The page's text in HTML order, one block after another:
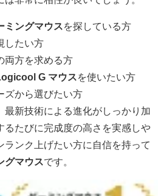
ミングマウス を探している方
したい方
両方を求める方
Logicool G マウス を使いたい方
ズから選びたい方
最新技術による進化がしっかり加
るたびに完成度の高さを実感しや
ランク上げたい方に自信を持って
グマウスです。